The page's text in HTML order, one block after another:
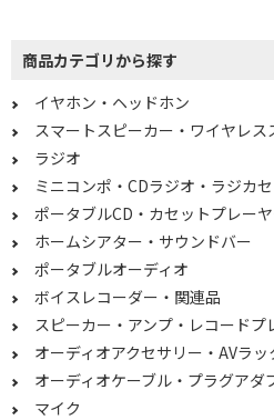
商品カテゴリから探す
イヤホン・ヘッドホン
スマートスピーカー・ワイヤレス
ラジオ
ミニコンポ・CDラジオ・ラジカセ
ポータブルCD・カセットプレー
ホームシアター・サウンドバー
ポータブルオーディオ
ボイスレコーダー・関連品
スピーカー・アンプ・レコードプ
オーディオアクセサリー・AVラッ
オーディオケーブル・プラグアダ
マイク
ポータブル型
接続方式で絞り込む
φ3.5mmミニプラグ
機能で絞り込む
ワイヤレス(左右分離)
ワイヤレス(ネックバン
ド)
防塵・防水機能で絞り